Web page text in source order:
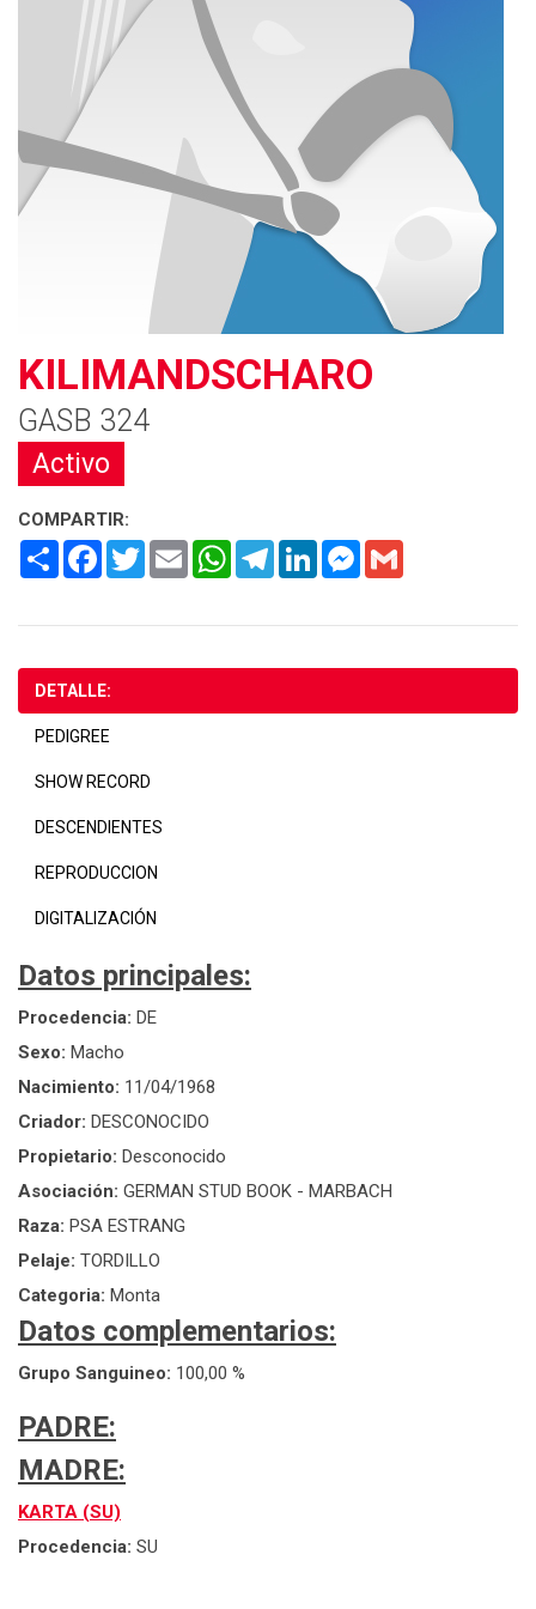
KILIMANDSCHARO
GASB 324
Activo
COMPARTIR:
Share FacebookTwitterEmail WhatsAppTelegramLinkedInMessenger
DETALLE:
PEDIGREE
SHOW RECORD
DESCENDIENTES
REPRODUCCION
DIGITALIZACIÓN
Datos principales:
Procedencia: DE
Sexo: Macho
Nacimiento: 11/04/1968
Criador: DESCONOCIDO
Propietario: Desconocido
Asociación: GERMAN STUD BOOK - MARBACH
Raza: PSA ESTRANG
Pelaje: TORDILLO
Categoria: Monta
Datos complementarios:
Grupo Sanguineo: 100,00 %
PADRE:
MADRE:
KARTA (SU)
Procedencia: SU